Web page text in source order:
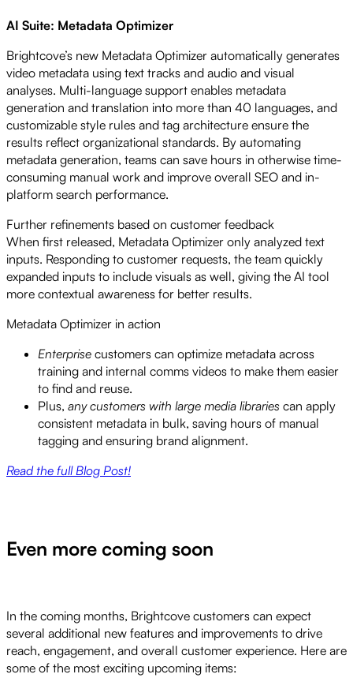
AI Suite: Metadata Optimizer
Brightcove’s new Metadata Optimizer automatically generates
video metadata using text tracks and audio and visual
analyses. Multi-language support enables metadata
generation and translation into more than 40 languages, and
customizable style rules and tag architecture ensure the
results reflect organizational standards. By automating
metadata generation, teams can save hours in otherwise time-
consuming manual work and improve overall SEO and in-
platform search performance.
Further refinements based on customer feedback
When first released, Metadata Optimizer only analyzed text
inputs. Responding to customer requests, the team quickly
expanded inputs to include visuals as well, giving the AI tool
more contextual awareness for better results.
Metadata Optimizer in action
Enterprise customers can optimize metadata across
training and internal comms videos to make them easier
to find and reuse.
Plus, any customers with large media libraries can apply
consistent metadata in bulk, saving hours of manual
tagging and ensuring brand alignment.
Read the full Blog Post!
Even more coming soon
In the coming months, Brightcove customers can expect
several additional new features and improvements to drive
reach, engagement, and overall customer experience. Here are
some of the most exciting upcoming items: